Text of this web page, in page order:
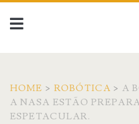
HOME > ROBÓTICA > A
A NASA ESTÃO
ESPETACULAR.